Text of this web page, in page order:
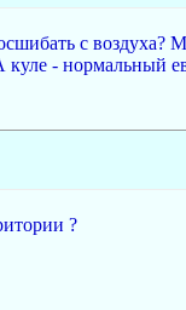
с воздуха?
куле - нормальный
?